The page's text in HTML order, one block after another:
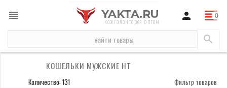
YAKTA.RU
кожгалантерея оптом
кошельки мужские HT
КОШЕЛЬКИ МУЖСКИЕ HT
Количество: 131 Фильтр товаров